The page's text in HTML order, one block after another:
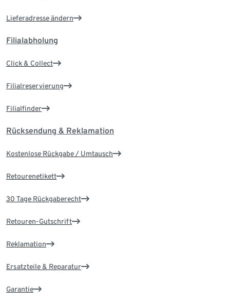
Lieferadresse ändern
Filialabholung
Click & Collect
Filialreservierung
Filialfinder
Rücksendung & Reklamation
Kostenlose Rückgabe / Umtausch
Retourenetikett
30 Tage Rückgaberecht
Retouren-Gutschrift
Reklamation
Ersatzteile & Reparatur
Garantie